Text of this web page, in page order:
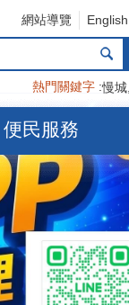
網站導覽 English
熱門關鍵字 慢城
便民服務